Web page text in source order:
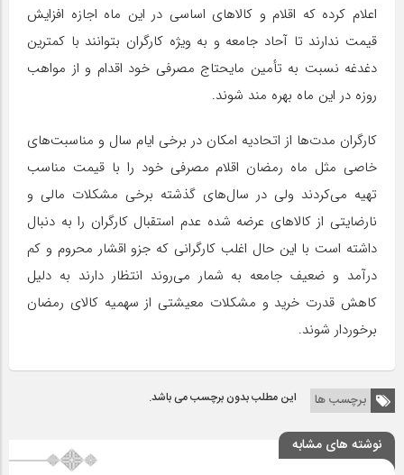
اعلام کرده که اقلام و کالاهای اساسی در این ماه اجازه افزایش
قیمت ندارند تا آحاد جامعه و به ویژه کارگران بتوانند با کمترین
دغدغه نسبت به تأمین مایحتاج مصرفی خود اقدام و از مواهب
روزه در این ماه بهره مند شوند.
کارگران مدت‌ها از اتحادیه امکان در برخی ایام سال و مناسبت‌های
خاصی مثل ماه رمضان اقلام مصرفی خود را با قیمت مناسب
تهیه می‌کردند ولی در سال‌های گذشته برخی مشکلات مالی و
نارضایتی از کالاهای عرضه شده عدم استقبال کارگران را به دنبال
داشته است با این حال اغلب کارگرانی که جزو اقشار محروم و کم
درآمد و ضعیف جامعه به شمار می‌روند انتظار دارند به دلیل
کاهش قدرت خرید و مشکلات معیشتی از سهمیه کالای رمضان
برخوردار شوند.
برچسب ها این مطلب بدون برچسب می باشد.
نوشته های مشابه